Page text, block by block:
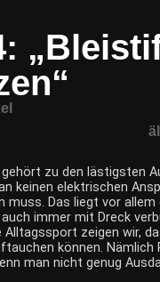
zu den lästigsten
keinen elektrischen
muss. Das liegt vor allem
immer mit Dreck
Alltagssport zeigen wir,
können. Nämlich
man nicht genug